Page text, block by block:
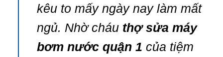
kêu to mấy ngày nay làm mất
ngủ. Nhờ cháu thợ sửa máy
bơm nước quận 1 của tiệm